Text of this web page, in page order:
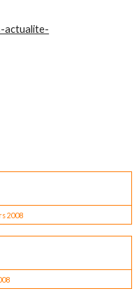
actualite-
2008